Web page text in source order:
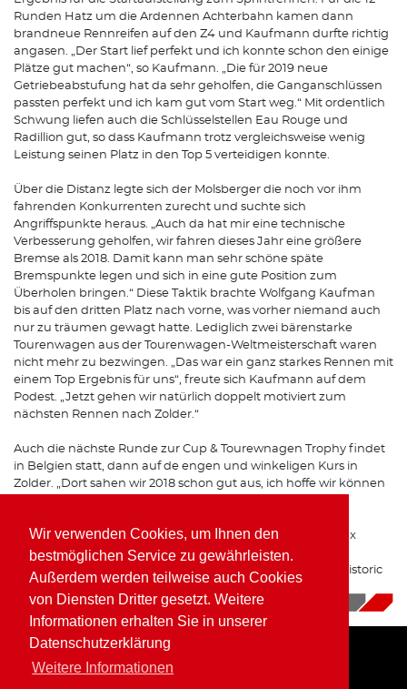
Wir verwenden Cookies, um Ihnen den
bestmöglichen Service zu gewährleisten.
Außerdem werden teilweise auch Cookies
von Diensten Dritter gesetzt. Weitere
Informationen erhalten Sie in unserer
Datenschutzerklärung
Weitere Informationen
Runden Hatz um die Ardennen Achterbahn kamen dann
brandneue Rennreifen auf den Z4 und Kaufmann durfte richtig
angasen. „Der Start lief perfekt und ich konnte schon den einige
Plätze gut machen“, so Kaufmann. „Die für 2019 neue
Getriebeabstufung hat da sehr geholfen, die Ganganschlüssen
passten perfekt und ich kam gut vom Start weg.“ Mit ordentlich
Schwung liefen auch die Schlüsselstellen Eau Rouge und
Radillion gut, so dass Kaufmann trotz vergleichsweise wenig
Leistung seinen Platz in den Top 5 verteidigen konnte.
Über die Distanz legte sich der Molsberger die noch vor ihm
fahrenden Konkurrenten zurecht und suchte sich
Angriffspunkte heraus. „Auch da hat mir eine technische
Verbesserung geholfen, wir fahren dieses Jahr eine größere
Bremse als 2018. Damit kann man sehr schöne späte
Bremspunkte legen und sich in eine gute Position zum
Überholen bringen.“ Diese Taktik brachte Wolfgang Kaufman
bis auf den dritten Platz nach vorne, was vorher niemand auch
nur zu träumen gewagt hatte. Lediglich zwei bärenstarke
Tourenwagen aus der Tourenwagen-Weltmeisterschaft waren
nicht mehr zu bezwingen. „Das war ein ganz starkes Rennen mit
einem Top Ergebnis für uns“, freute sich Kaufmann auf dem
Podest. „Jetzt gehen wir natürlich doppelt motiviert zum
nächsten Rennen nach Zolder.“
Auch die nächste Runde zur Cup & Tourewnagen Trophy findet
in Belgien statt, dann auf de engen und winkeligen Kurs in
Zolder. „Dort sahen wir 2018 schon gut aus, ich hoffe wir können
Wolfgang Kaufmann bleibt den Rennstrecken im Benelux
Raum treu, denn mit dem Historic Grand Prix im
niederländischen Zandvoort steht der nächste Lauf zur Historic
13.08.2019
Home Impressum